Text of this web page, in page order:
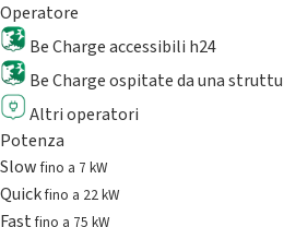
Operatore
Be Charge accessibili h24
Be Charge ospitate da una
Altri operatori
Potenza
Slowfino a 7 kW
Quickfino a 22 kW
Fastfino a 75 kW